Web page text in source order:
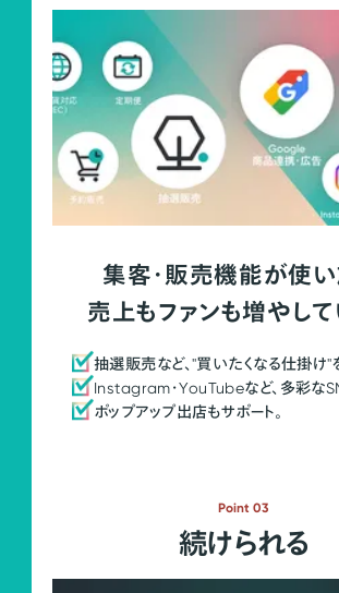
集客・販売機能が使
売上もファンも増やして
抽選販売など、"買いたくなる仕掛け"
Instagram・YouTubeなど、多彩な
ポップアップ出店もサポート。
Point 03
続けられる